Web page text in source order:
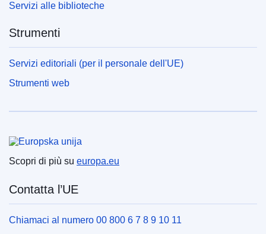
Servizi alle biblioteche
Strumenti
Servizi editoriali (per il personale dell'UE)
Strumenti web
Scopri di più su europa.eu
Contatta l’UE
Chiamaci al numero 00 800 6 7 8 9 10 11